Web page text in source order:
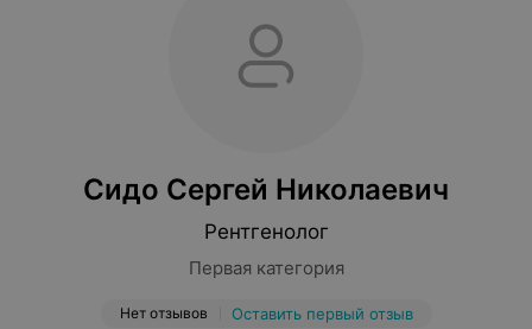
Сидо Сергей Николаевич
Рентгенолог
Первая категория
Нет отзывов Оставить первый отзыв